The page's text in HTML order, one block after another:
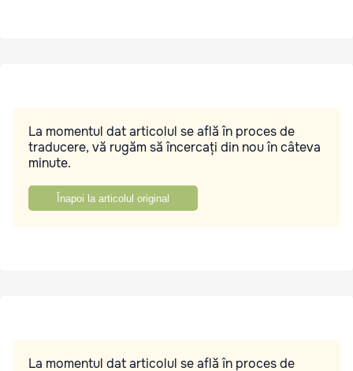
La momentul dat articolul se află în proces de
traducere, vă rugăm să încercați din nou în câteva
minute.
Înapoi la articolul original
La momentul dat articolul se află în proces de